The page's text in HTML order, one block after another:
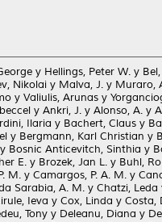
y Hellings, Peter W. y
Nikolai y Malva, J. y Muraro,
y Valiulis, Arunas y
y Ankri, J. y Alonso, A. y
Ilaria y Bachert, Claus y
y Bergmann, Karl Christian y
y Bosnic Anticevitch, Sinthia y
E. y Brozek, Jan L. y Buhl,
M. y Camargos, P. A. M. y
Sarabia, A. M. y Chatzi, Leda
Ieva y Cox, Linda y Costa,
Tony y Deleanu, Diana y